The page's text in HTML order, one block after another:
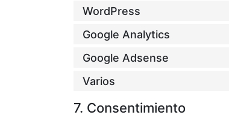
WordPress
Google Analytics
Google Adsense
Varios
7. Consentimiento